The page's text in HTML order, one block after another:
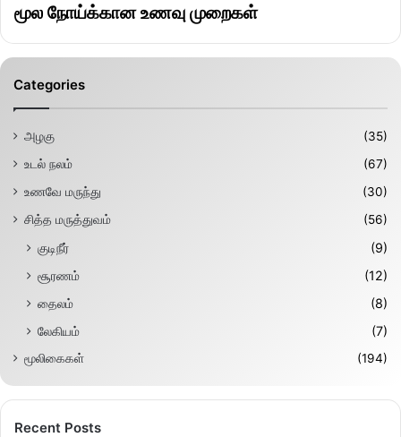
மூல நோய்க்கான உணவு முறைகள்
Categories
அழகு
(35)
உடல் நலம்
(67)
உணவே மருந்து
(30)
சித்த மருத்துவம்
(56)
குடிநீர்
(9)
சூரணம்
(12)
தைலம்
(8)
லேகியம்
(7)
மூலிகைகள் (194)
Recent Posts